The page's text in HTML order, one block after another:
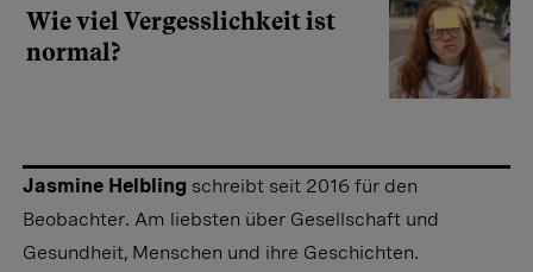
Wie viel Vergesslichkeit ist
normal?
Jasmine Helbling schreibt seit 2016 für den
Beobachter. Am liebsten über Gesellschaft und
Gesundheit, Menschen und ihre Geschichten.